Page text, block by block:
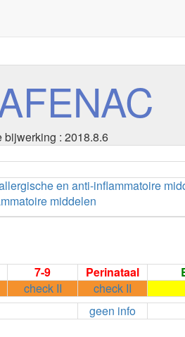
bijwerking : 2018.8.6
en anti-inflammatoire
middelen
7-9 Perinataal
check II check II
geen info